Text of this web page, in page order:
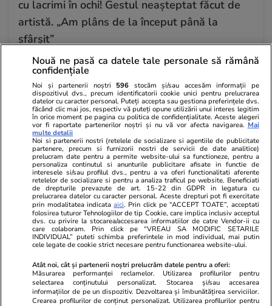
cu lacrimi în ochi! Gestul neașteptat făcut de
artistă. „Am plâns de la început până la
sfârșit”
Fotbal
SPANIA. Armata invincibilă de 37 de meciuri,
care a primit un singur gol. O echipă în care
talentul este în slujba colectivului.
Fotbal 10:50
Inele de campioni și medalii pentru jucătorii și
staff-ul câștigătoarei Cupei Mondiale
Știri Externe 10:31
autonomie de 800 km fără oprire la Peco
Nouă ne pasă ca datele tale personale să rămână
confidențiale
Noi și partenerii noștri 596 stocăm și/sau accesăm informații pe
dispozitivul dvs., precum identificatorii cookie unici pentru prelucrarea
datelor cu caracter personal. Puteți accepta sau gestiona preferințele dvs.
făcând clic mai jos, respectiv vă puteți opune utilizării unui interes legitim
în orice moment pe pagina cu politica de confidențialitate. Aceste alegeri
vor fi raportate partenerilor noștri și nu vă vor afecta navigarea. Mai
multe detalii
Noi si partenerii nostri (retelele de socializare si agentiile de publicitate
partenere, precum si furnizorii nostri de servicii de date analitice)
prelucram date pentru a permite website-ului sa functioneze, pentru a
personaliza continutul si anunturile publicitare afisate in functie de
interesele si/sau profilul dvs., pentru a va oferi functionalitati aferente
retelelor de socializare si pentru a analiza traficul pe website. Beneficiati
de drepturile prevazute de art. 15-22 din GDPR in legatura cu
prelucrarea datelor cu caracter personal. Aceste drepturi pot fi exercitate
prin modalitatea indicataaici. Prin click pe “ACCEPT TOATE”, acceptati
folosirea tuturor Tehnologiilor de tip Cookie, care implica inclusiv acceptul
dvs. cu privire la stocarea/accesarea informatiilor de catre Vendor-ii cu
care colaboram. Prin click pe “VREAU SA MODIFIC SETARILE
INDIVIDUAL” puteti schimba preferintele in mod individual, mai putin
cele legate de cookie strict necesare pentru functionarea website-ului.
Atât noi, cât și partenerii noștri prelucrăm datele pentru a oferi:
Măsurarea performanței reclamelor. Utilizarea profilurilor pentru
selectarea conținutului personalizat. Stocarea și/sau accesarea
informațiilor de pe un dispozitiv. Dezvoltarea și îmbunătățirea serviciilor.
Crearea profilurilor de conținut personalizat. Utilizarea profilurilor pentru